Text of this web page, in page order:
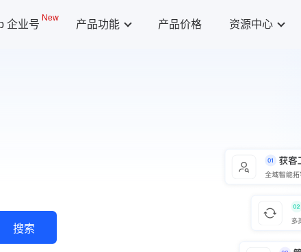
企业号
New
产品功能 产品价格 资源中心
搜索